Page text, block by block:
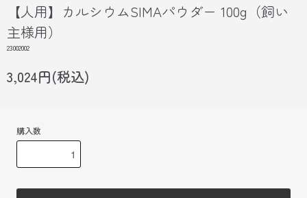
【人用】カルシウムSIMAパウダー 100g（飼い
主様用）
23002002
3,024円(税込)
購入数